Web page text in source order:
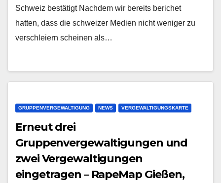
Schweiz bestätigt Nachdem wir bereits berichet
hatten, dass die schweizer Medien nicht weniger zu
verschleiern scheinen als…
GRUPPENVERGEWALTIGUNG NEWS VERGEWALTIGUNGSKARTE
Erneut drei
Gruppenvergewaltigungen und
zwei Vergewaltigungen
eingetragen – RapeMap Gießen,